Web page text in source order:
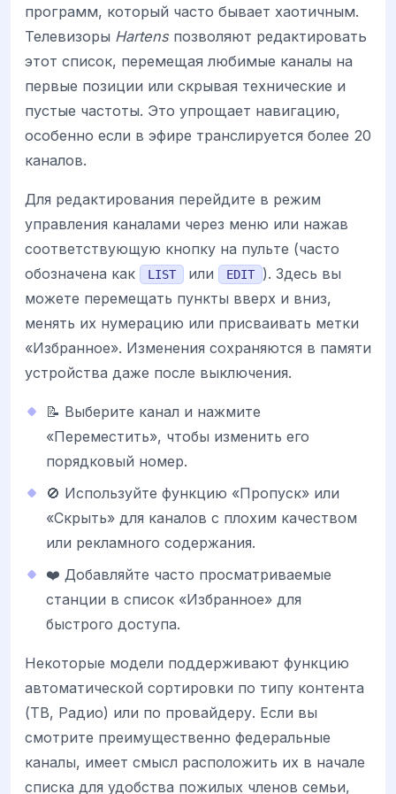
программ, который часто бывает хаотичным.
Телевизоры Hartensпозволяют редактировать
этот список, перемещая любимые каналы на
первые позиции или скрывая технические и
пустые частоты. Это упрощает навигацию,
особенно если в эфире транслируется более 20
каналов.
Для редактирования перейдите в режим
управления каналами через меню или нажав
соответствующую кнопку на пульте (часто
обозначена как
LIST или EDIT
). Здесь вы
можете перемещать пункты вверх и вниз,
менять их нумерацию или присваивать метки
«Избранное». Изменения сохраняются в памяти
устройства даже после выключения.
📝 Выберите канал и нажмите
«Переместить», чтобы изменить его
порядковый номер.
🚫 Используйте функцию «Пропуск» или
«Скрыть» для каналов с плохим качеством
или рекламного содержания.
❤️ Добавляйте часто просматриваемые
станции в список «Избранное» для
быстрого доступа.
Некоторые модели поддерживают функцию
автоматической сортировки по типу контента
(ТВ, Радио) или по провайдеру. Если вы
смотрите преимущественно федеральные
каналы, имеет смысл расположить их в начале
списка для удобства пожилых членов семьи,